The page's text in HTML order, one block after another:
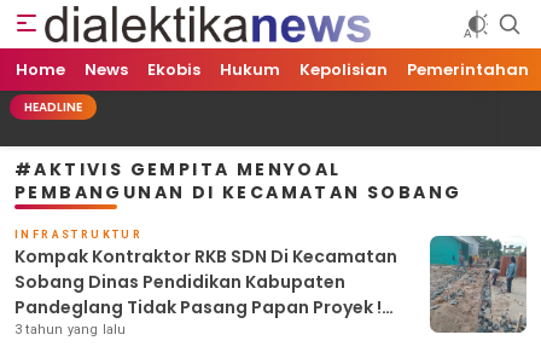
Dialektika News
Terkini dan Populer
Home News Ekobis Hukum Kepolisian Pemerintahan
HEADLINE
#AKTIVIS GEMPITA MENYOAL
PEMBANGUNAN DI KECAMATAN SOBANG
INFRASTRUKTUR
Kompak Kontraktor RKB SDN Di Kecamatan
Sobang Dinas Pendidikan Kabupaten
Pandeglang Tidak Pasang Papan Proyek !
Jangan – jangan Tanpa Kontrak
3 tahun yang lalu